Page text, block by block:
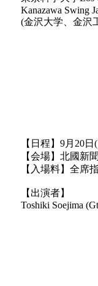
Kanazawa Swing
(金沢大学、金沢
【日程】9月20
【会場】北國新
【入場料】全席
【出演者】
Toshiki Soejima